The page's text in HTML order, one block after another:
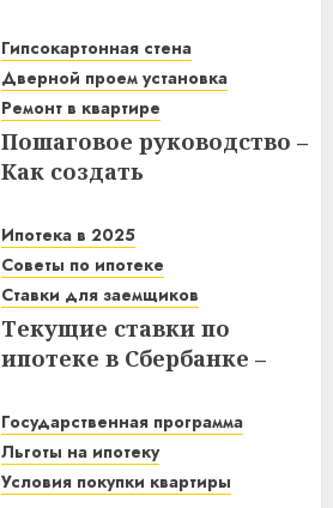
03.12.2025
Гипсокартонная стена
Дверной проем установка
Ремонт в квартире
Пошаговое руководство –
Как создать
дверным проемом в
отремонтированной
квартире
14.11.2025
Ипотека в 2025
Советы по ипотеке
Ставки для заемщиков
Текущие ставки по
ипотеке в Сбербанке –
заемщикам в 2025 году
14.11.2025
Государственная программа
Льготы на ипотеку
Условия покупки квартиры